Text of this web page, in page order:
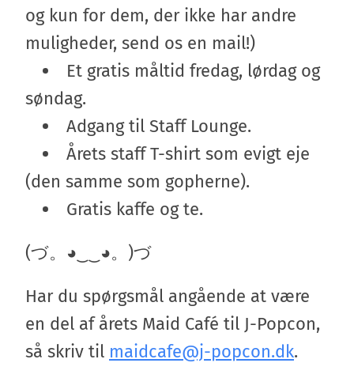
og kun for dem, der ikke har andre
muligheder, send os en mail!)
Et gratis måltid fredag, lørdag og
søndag.
Adgang til Staff Lounge.
Årets staff T-shirt som evigt eje
(den samme som gopherne).
Gratis kaffe og te.
(づ。◕‿‿◕。)づ
Har du spørgsmål angående at være
en del af årets Maid Café til J-Popcon,
så skriv til maidcafe@j-popcon.dk.